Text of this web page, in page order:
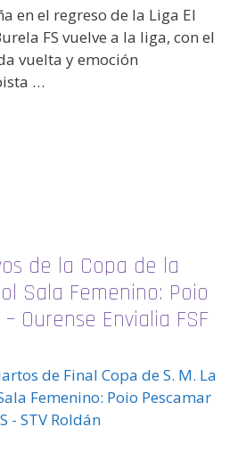
en el regreso de la Liga El
FS vuelve a la liga, con el
vuelta y emoción
…
de la Copa de la
Sala Femenino: Poio
Ourense Envialia FSF